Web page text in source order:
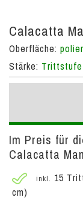
Calacatta
Oberfläche:
Stärke: Trittstufe
Im Preis für
Calacatta
inkl. 15
cm)